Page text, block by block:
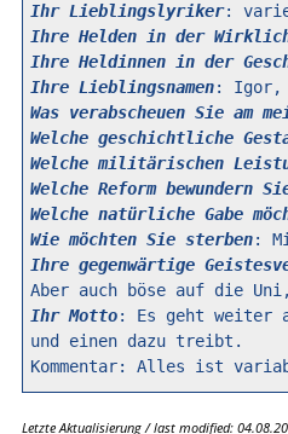
Ihr Lieblingslyriker
Ihre Helden in der
Ihre Heldinnen in der
Ihre Lieblingsnamen
Was verabscheuen Sie am
Welche geschichtliche
Welche militärischen
Welche Reform bewundern
Welche natürliche Gabe
Wie möchten Sie sterben
Ihre gegenwärtige
Ihr Motto: Es geht weiter
und einen dazu treibt.
Letzte Aktualisierung / last modified: